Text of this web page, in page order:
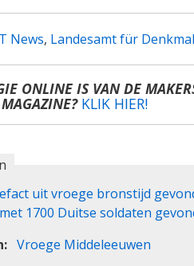
News, Landesamt für
ONLINE IS VAN DE
KLIK HIER!
uit vroege bronstijd
1700 Duitse soldaten
Vroege Middeleeuwen